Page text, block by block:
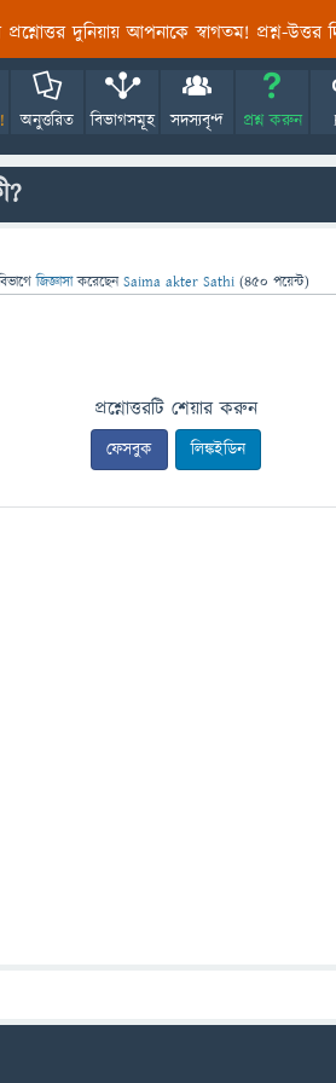
প্রশ্নোত্তর দুনিয়ায় আপনাকে স্বাগতম! প্রশ্ন-উত্তর
অনুত্তরিত বিভাগসমূহ সদস্যবৃন্দ প্রশ্ন করুন
জিজ্ঞাসাকরেছেনSaima akter Sathi (450 পয়েন্ট)
প্রশ্নোত্তরটি শেয়ার করুন
ফেসবুক লিঙ্কইডিন